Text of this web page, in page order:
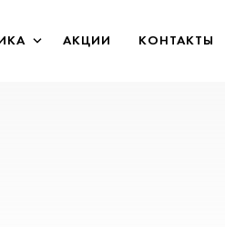
АКЦИИ КОНТАКТЫ